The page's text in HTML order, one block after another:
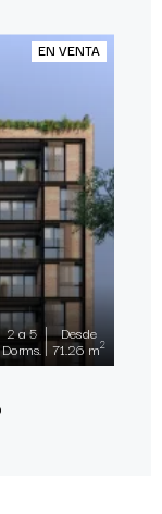
EN VENTA
2 a 5
Dorms.
Desde
71.26 m2